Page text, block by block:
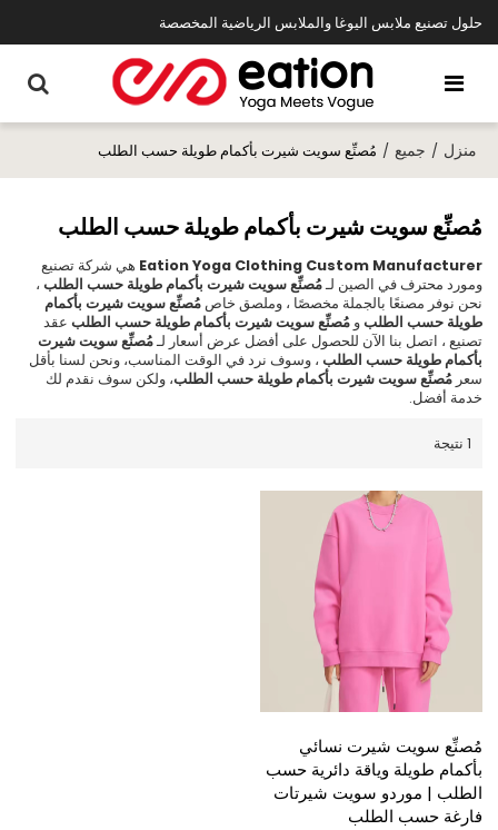
حلول تصنيع ملابس اليوغا والملابس الرياضية المخصصة
منزل / جميع / مُصنِّع سويت شيرت بأكمام طويلة حسب الطلب
مُصنِّع سويت شيرت بأكمام طويلة حسب الطلب
Eation Yoga Clothing Custom Manufacturer هي شركة تصنيع
ومورد محترف في الصين لـمُصنِّع سويت شيرت بأكمام طويلة حسب الطلب ،
نحن نوفر مصنعًا بالجملة مخصصًا ، وملصق خاصمُصنِّع سويت شيرت بأكمام
طويلة حسب الطلبومُصنِّع سويت شيرت بأكمام طويلة حسب الطلب عقد
تصنيع ، اتصل بنا الآن للحصول على أفضل عرض أسعار لـمُصنِّع سويت شيرت
بأكمام طويلة حسب الطلب ، وسوف نرد في الوقت المناسب، ونحن لسنا بأقل
سعرمُصنِّع سويت شيرت بأكمام طويلة حسب الطلب، ولكن سوف نقدم لك
خدمة أفضل.
1 نتيجة
مُصنِّع سويت شيرت نسائي
بأكمام طويلة وياقة دائرية حسب
الطلب | موردو سويت شيرتات
فارغة حسب الطلب